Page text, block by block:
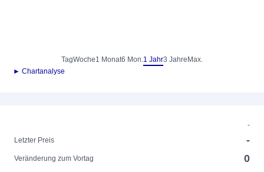
TagWoche1 Monat6 Mon.1 Jahr3 Jahre Max.
► Chartanalyse
-
Letzter Preis
-
Veränderung zum Vortag 0